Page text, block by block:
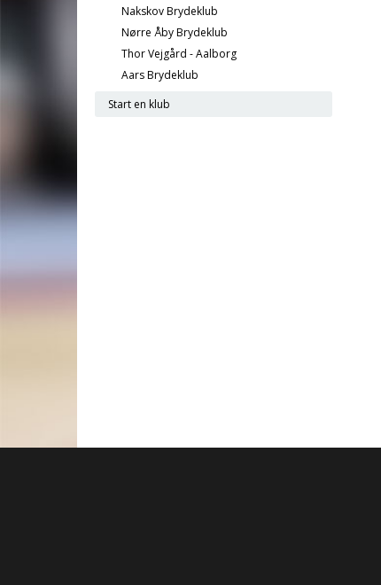
Nakskov Brydeklub
Nørre Åby Brydeklub
Thor Vejgård - Aalborg
Aars Brydeklub
Start en klub